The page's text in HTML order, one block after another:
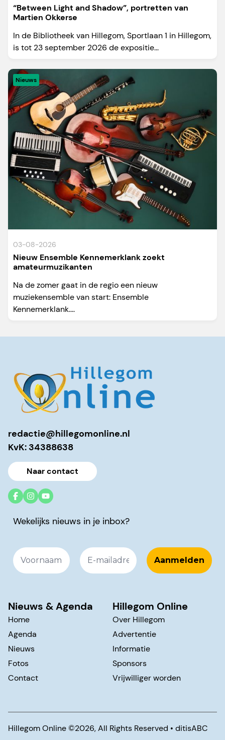
“Between Light and Shadow”, portretten van
Martien Okkerse
In de Bibliotheek van Hillegom, Sportlaan 1 in Hillegom,
is tot 23 september 2026 de expositie...
Nieuws
03-08-2026
Nieuw Ensemble Kennemerklank zoekt
amateurmuzikanten
Na de zomer gaat in de regio een nieuw
muziekensemble van start: Ensemble
Kennemerklank....
redactie@hillegomonline.nl
KvK: 34388638
Naar contact
Wekelijks nieuws in je inbox?
Nieuws & Agenda
Home
Agenda
Nieuws
Fotos
Contact
Hillegom Online
Over Hillegom
Advertentie
Informatie
Sponsors
Vrijwilliger worden
Hillegom Online ©️2026, All Rights Reserved • ditisABC